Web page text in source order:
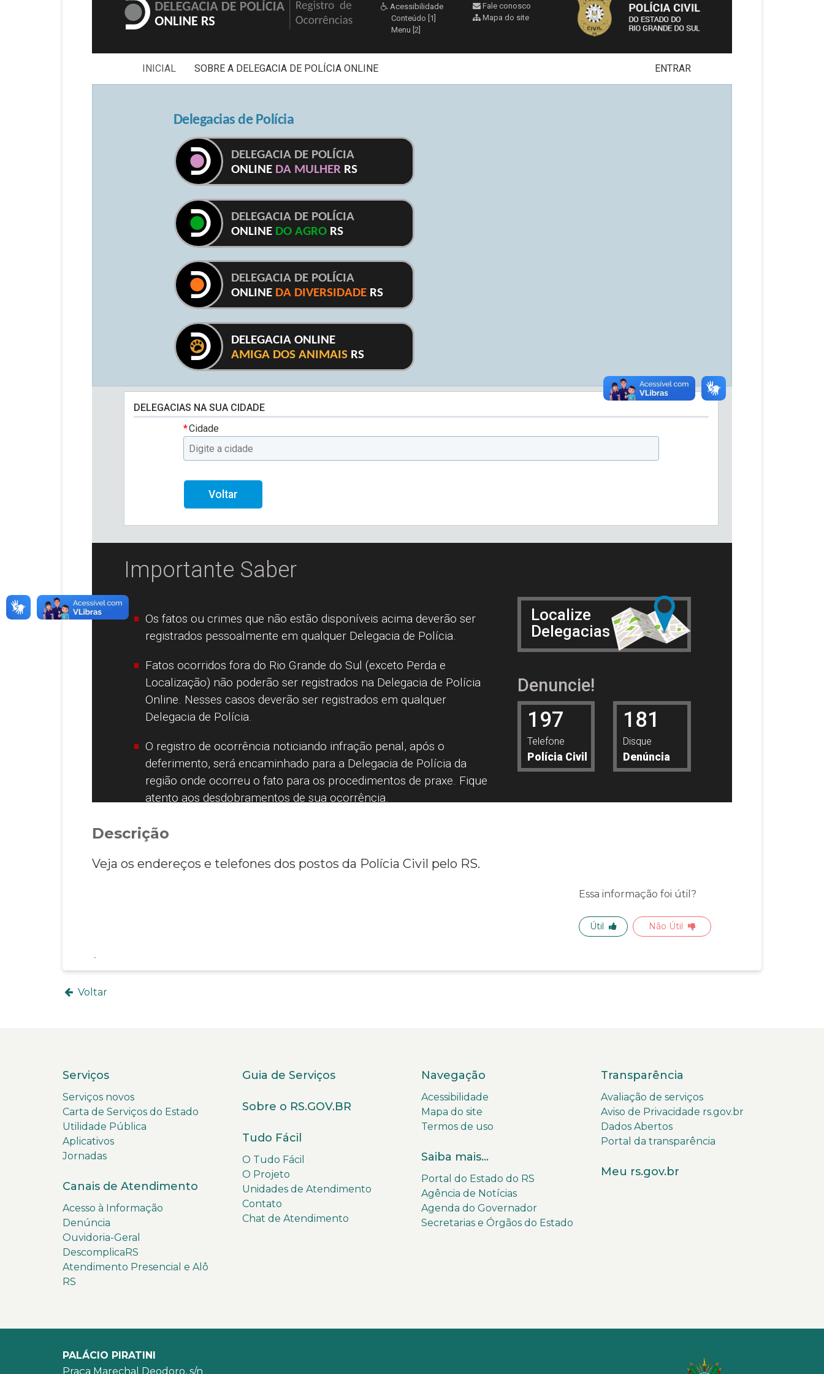
Descrição
Veja os endereços e telefones dos postos da Polícia Civil pelo RS.
Essa informação foi útil?
Útil Não Útil
Voltar
Serviços
Serviços novos
Carta de Serviços do Estado
Utilidade Pública
Aplicativos
Jornadas
Canais de Atendimento
Acesso à Informação
Denúncia
Ouvidoria-Geral
DescomplicaRS
Atendimento Presencial e Alô
RS
Guia de Serviços
Sobre o RS.GOV.BR
Tudo Fácil
O Tudo Fácil
O Projeto
Unidades de Atendimento
Contato
Chat de Atendimento
Navegação
Acessibilidade
Mapa do site
Termos de uso
Saiba mais...
Portal do Estado do RS
Agência de Notícias
Agenda do Governador
Secretarias e Órgãos do Estado
Transparência
Avaliação de serviços
Aviso de Privacidade rs.gov.br
Dados Abertos
Portal da transparência
Meu rs.gov.br
PALÁCIO PIRATINI
Praça Marechal Deodoro, s/n